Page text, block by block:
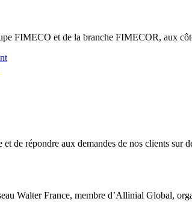
FIMECO et de la branche FIMECOR, aux
de répondre aux demandes de nos clients sur
Walter France, membre d’Allinial Global,